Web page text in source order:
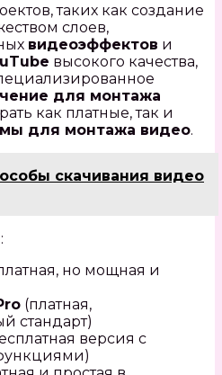
таких как создание
слоев,
видеоэффектов и
высокого качества,
для монтажа
как платные, так и
для монтажа видео.
скачивания видео
но мощная и
(платная,
стандарт)
версия с